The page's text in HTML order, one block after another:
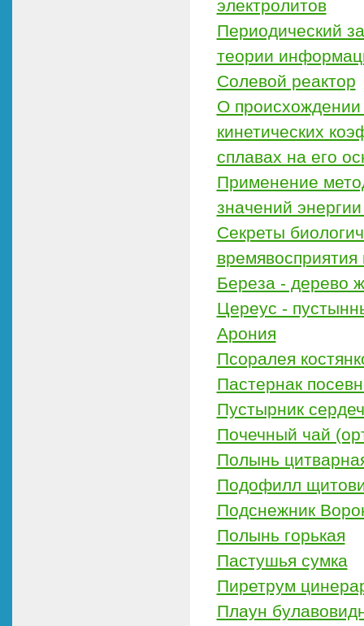
электролитов
Периодический
теории
Солевой реактор
О происхождении
кинетических
сплавах на его
Применение
значений
Секреты
времявосприятия
Береза - дерево
Цереус -
Арония
Псоралея
Пастернак
Пустырник
Почечный чай
Полынь
Подофилл
Подснежник
Полынь горькая
Пастушья сумка
Пиретрум
Плаун